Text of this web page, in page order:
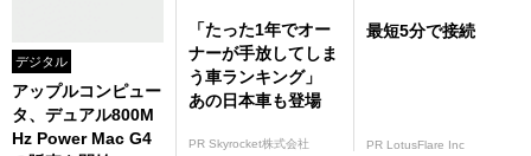
デジタル
アップルコンピュー
タ、デュアル800M
Hz Power Mac G4
「たった1年でオー
ナーが手放してしま
う車ランキング」
あの日本車も登場
PR Skyrocket株式会社
最短5分で接続
PR LotusFlare Inc